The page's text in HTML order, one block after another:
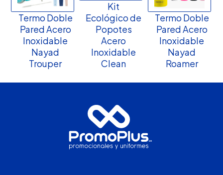
Termo Doble
Pared Acero
Inoxidable
Nayad
Trouper
Kit
Ecológico de
Popotes
Acero
Inoxidable
Clean
Termo Doble
Pared Acero
Inoxidable
Nayad
Roamer